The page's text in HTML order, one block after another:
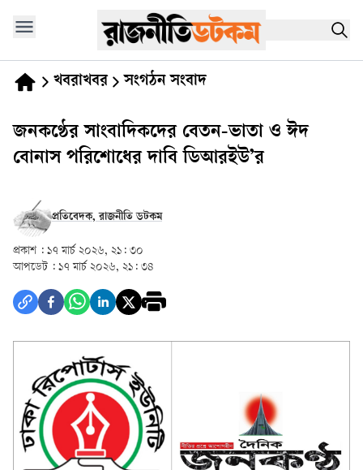
খবরাখবর সংগঠন সংবাদ
জনকণ্ঠের সাংবাদিকদের বেতন-ভাতা ও ঈদ
বোনাস পরিশোধের দাবি ডিআরইউ’র
প্রতিবেদক, রাজনীতি ডটকম
প্রকাশ : ১৭ মার্চ ২০২৬, ২১: ৩০
আপডেট : ১৭ মার্চ ২০২৬, ২১: ৩৪